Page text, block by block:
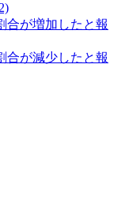
合が増加したと報
合が減少したと報